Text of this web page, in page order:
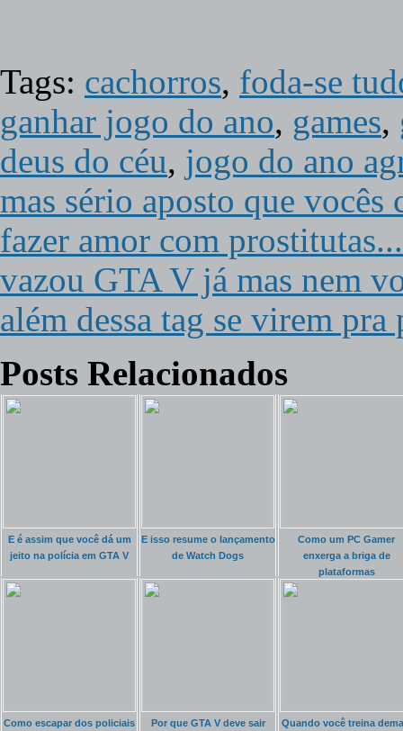
Tags: cachorros, foda-se
ganhar jogo do ano, games,
deus do céu, jogo do ano
mas sério aposto que vocês
fazer amor com
vazou GTA V já mas nem
além dessa tag se virem pra
Posts Relacionados
E é assim que você dá um
jeito na polícia em GTA V
E isso resume o lançamento
de Watch Dogs
Como um PC Gamer
enxerga a briga de
plataformas
Como escapar dos policiais
Por que GTA V deve sair
Quando você treina